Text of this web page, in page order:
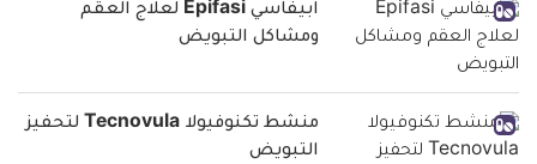
ابيفاسي Epifasi لعلاج العقم
ومشاكل التبويض
منشط تكنوفيولا Tecnovula لتحفيز
التبويض